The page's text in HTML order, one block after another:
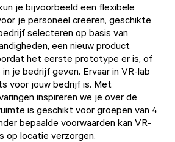
je bijvoorbeeld een flexibele
je personeel creëren, geschikte
selecteren op basis van
een nieuw product
het eerste prototype er is, of
je bedrijf geven. Ervaar in VR-lab
voor jouw bedrijf is. Met
inspireren we je over de
is geschikt voor groepen van 4
bepaalde voorwaarden kan VR-
op locatie verzorgen.